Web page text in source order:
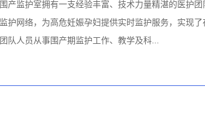
产监护室拥有一支经验丰富、技术力量精湛的医护
护网络，为高危妊娠孕妇提供实时监护服务，实现
队人员从事围产期监护工作、教学及科...